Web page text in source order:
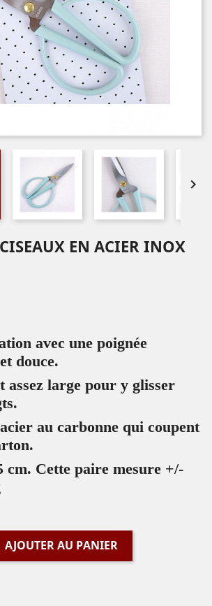

EN ACIER INOX
avec une poignée
douce.
assez large pour y glisser
au carbonne qui coupent
cm. Cette paire mesure +/-
AJOUTER AU PANIER